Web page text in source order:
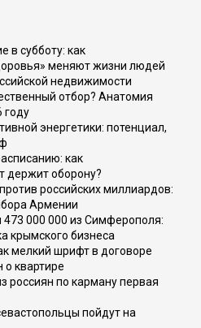
в субботу: как
меняют жизни людей
недвижимости
отбор? Анатомия
году
энергетики: потенциал,
как
держит оборону?
российских миллиардов:
Армении
000 000 из Симферополя:
крымского бизнеса
мелкий шрифт в договоре
о квартире
россиян по карману первая
пойдут на